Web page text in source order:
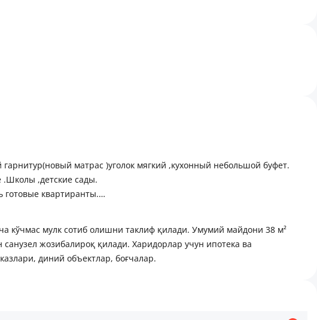
матрас )уголок мягкий ,кухонный небольшой буфет.
.Школы ,детские сады.
готовые квартиранты.
кўчмас мулк сотиб олишни таклиф қилади. Умумий майдони 38 м²
жозибалироқ қилади. Харидорлар учун ипотека ва
диний объектлар, боғчалар.